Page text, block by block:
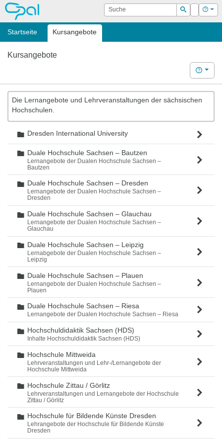
OPAL Suche
Suchen
Login Hilfe
Startseite Kursangebote
Kursangebote
Hilfe
Die Lernangebote und Lehrveranstaltungen der sächsischen
Hochschulen.
Ordner
Dresden International University
Ordner
Duale Hochschule Sachsen – Bautzen
Lernangebote der Dualen Hochschule Sachsen –
Bautzen
Ordner
Duale Hochschule Sachsen – Dresden
Lernangebote der Dualen Hochschule Sachsen –
Dresden
Ordner
Duale Hochschule Sachsen – Glauchau
Lernangebote der Dualen Hochschule Sachsen –
Glauchau
Ordner
Duale Hochschule Sachsen – Leipzig
Lernabgebote der Dualen Hochschule Sachsen –
Leipzig
Ordner
Duale Hochschule Sachsen – Plauen
Lernangebote der Dualen Hochschule Sachsen –
Plauen
Ordner
Duale Hochschule Sachsen – Riesa
Lernangebote der Dualen Hochschule Sachsen – Riesa
Ordner
Hochschuldidaktik Sachsen (HDS)
Inhalte Hochschuldidaktik Sachsen (HDS)
Ordner
Hochschule Mittweida
Lehrveranstaltungen und Lehr-/Lernangebote der
Hochschule Mittweida
Ordner
Hochschule Zittau / Görlitz
Lehrveranstaltungen und Lernangebote der Hochschule
Zittau / Görlitz
Ordner
Hochschule für Bildende Künste Dresden
Lehrangebote der Hochschule für Bildende Künste
Dresden